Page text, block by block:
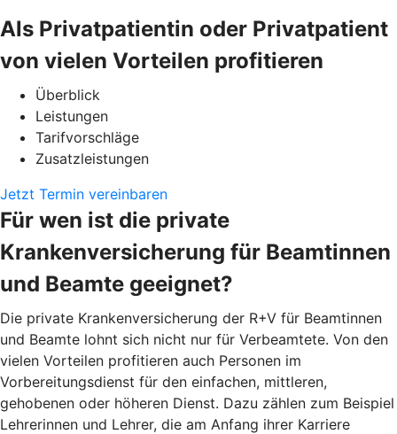
Als Privatpatientin oder Privatpatient
von vielen Vorteilen profitieren
Überblick
Leistungen
Tarifvorschläge
Zusatzleistungen
Jetzt Termin vereinbaren
Für wen ist die private
Krankenversicherung für Beamtinnen
und Beamte geeignet?
Die private Krankenversicherung der R+V für Beamtinnen
und Beamte lohnt sich nicht nur für Verbeamtete. Von den
vielen Vorteilen profitieren auch Personen im
Vorbereitungsdienst für den einfachen, mittleren,
gehobenen oder höheren Dienst. Dazu zählen zum Beispiel
Lehrerinnen und Lehrer, die am Anfang ihrer Karriere